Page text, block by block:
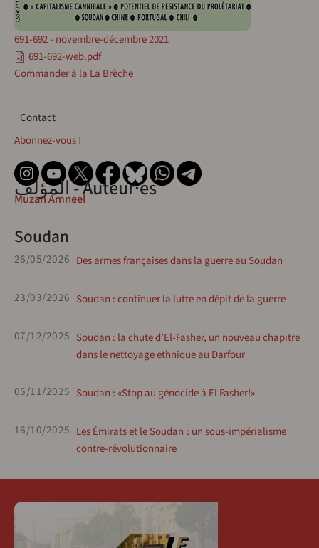
691-692 - novembre-décembre 2021
691-692-web.pdf
Commander à la La Brèche
Contact
Contact
Abonnez-vous !
المؤلف - Auteur·esMuzan Amneel
Soudan
26/05/2026 Des armes françaises dans la guerre au Soudan
23/03/2026 Soudan : continuer la lutte en dépit de la guerre
07/12/2025 Soudan : la chute d’El-Fasher, un nouveau chapitre
dans le nettoyage ethnique au Darfour
05/11/2025 Soudan : «Stop au génocide à El Fasher!»
16/10/2025 Les Émirats et le Soudan : un sous-impérialisme
contre-révolutionnaire